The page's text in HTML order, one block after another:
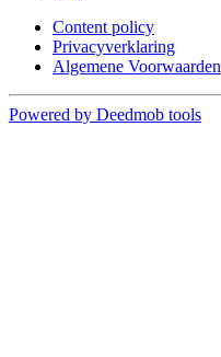
Content policy
Privacyverklaring
Algemene Voorwaarden
Powered by Deedmob tools